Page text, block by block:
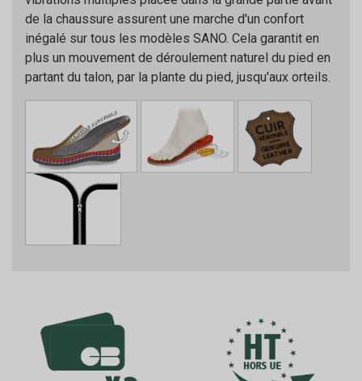
de la chaussure assurent une marche d'un confort
inégalé sur tous les modèles SANO. Cela garantit en
plus un mouvement de déroulement naturel du pied en
partant du talon, par la plante du pied, jusqu'aux orteils.